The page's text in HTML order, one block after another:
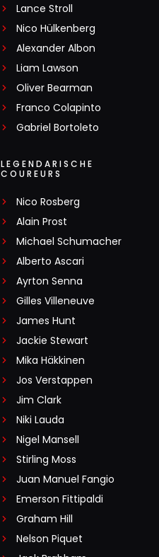
Lance Stroll
Nico Hülkenberg
Alexander Albon
Liam Lawson
Oliver Bearman
Franco Colapinto
Gabriel Bortoleto
LEGENDARISCHE
COUREURS
Nico Rosberg
Alain Prost
Michael Schumacher
Alberto Ascari
Ayrton Senna
Gilles Villeneuve
James Hunt
Jackie Stewart
Mika Häkkinen
Jos Verstappen
Jim Clark
Niki Lauda
Nigel Mansell
Stirling Moss
Juan Manuel Fangio
Emerson Fittipaldi
Graham Hill
Nelson Piquet